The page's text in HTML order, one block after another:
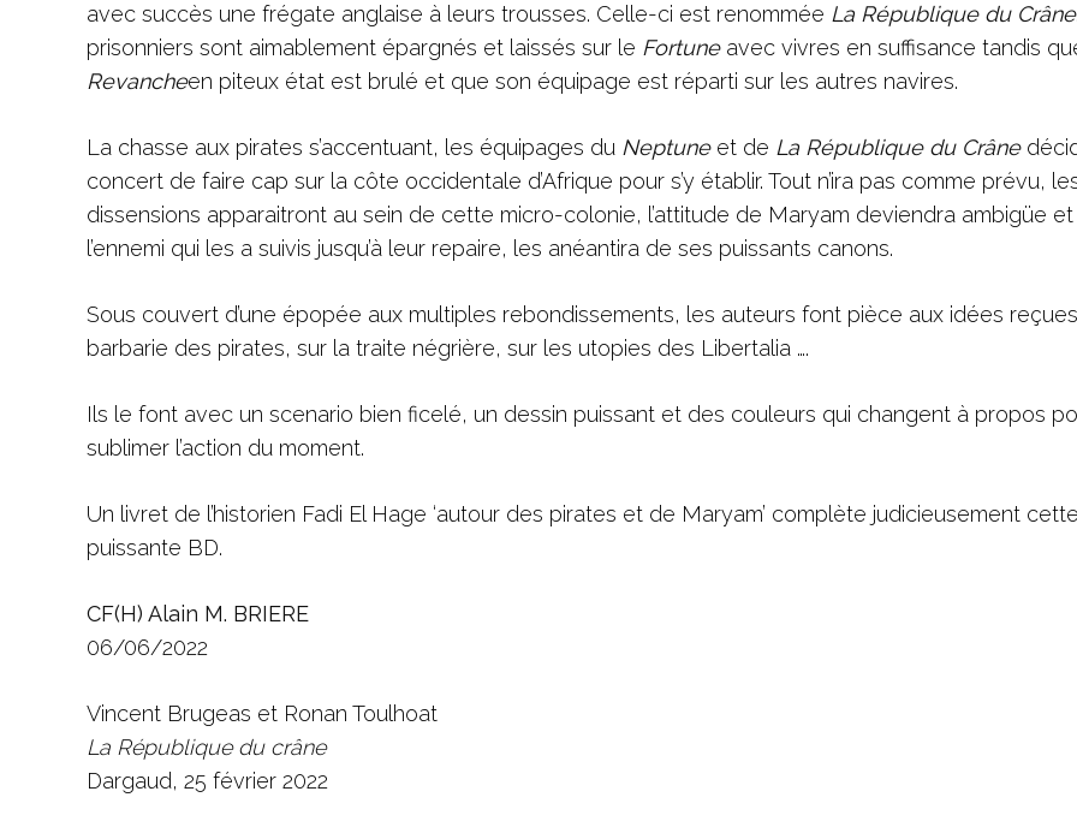
avec succès une frégate anglaise à leurs trousses. Celle-ci est renommée La République du Crâne
prisonniers sont aimablement épargnés et laissés sur le Fortuneavec vivres en suffisance tandis
Revancheen piteux état est brulé et que son équipage est réparti sur les autres navires.
La chasse aux pirates s’accentuant, les équipages du Neptuneet de La République du Crâne
concert de faire cap sur la côte occidentale d’Afrique pour s’y établir. Tout n’ira pas comme prévu,
dissensions apparaitront au sein de cette micro-colonie, l’attitude de Maryam deviendra ambigüe et
l’ennemi qui les a suivis jusqu’à leur repaire, les anéantira de ses puissants canons.
Sous couvert d’une épopée aux multiples rebondissements, les auteurs font pièce aux idées
barbarie des pirates, sur la traite négrière, sur les utopies des Libertalia ….
Ils le font avec un scenario bien ficelé, un dessin puissant et des couleurs qui changent à propos
sublimer l’action du moment.
Un livret de l’historien Fadi El Hage ‘autour des pirates et de Maryam’ complète judicieusement cette
puissante BD.
CF(H) Alain M. BRIERE
06/06/2022
Vincent Brugeas et Ronan Toulhoat
La République du crâne
Dargaud, 25 février 2022